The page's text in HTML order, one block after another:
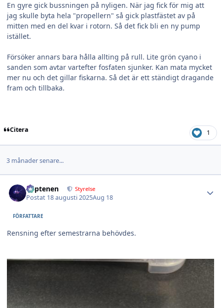
En gyre gick bussningen på nyligen. När jag fick för mig att
jag skulle byta hela "propellern" så gick plastfästet av på
mitten med en del kvar i rotorn. Så det fick bli en ny pump
istället.
Försöker annars bara hålla allting på rull. Lite grön cyano i
sanden som avtar vartefter fosfaten sjunker. Kan mata mycket
mer nu och det gillar fiskarna. Så det är ett ständigt dragande
fram och tillbaka.
Citera 1
3 månader senare...
kaptenen Styrelse
Postat 18 augusti 2025Aug 18
FÖRFATTARE
Rensning efter semestrarna behövdes.